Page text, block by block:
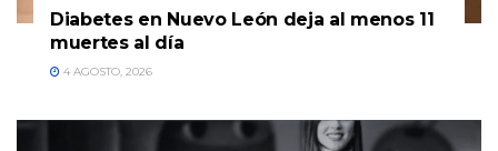
Diabetes en Nuevo León deja al menos 11
muertes al día
4 AGOSTO, 2026